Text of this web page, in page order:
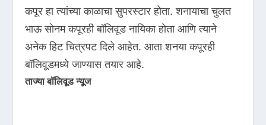
कपूर हा त्यांच्या काळाचा सुपरस्टार होता. शनायाचा चुलत
भाऊ सोनम कपूरही बॉलिवूड नायिका होता आणि त्याने
अनेक हिट चित्रपट दिले आहेत. आता शनया कपूरही
बॉलिवूडमध्ये जाण्यास तयार आहे.
ताज्या बॉलिवूड न्यूज